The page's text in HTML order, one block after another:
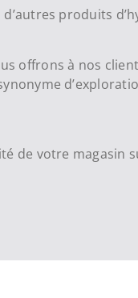
d’autres produits
offrons à nos
de votre magasin